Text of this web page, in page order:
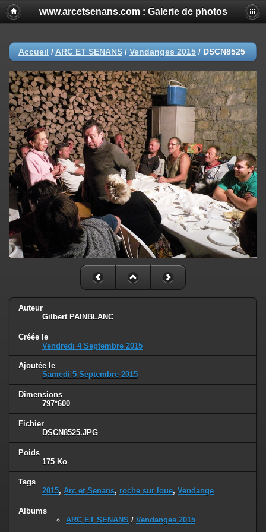
www.arcetsenans.com : Galerie de photos
Accueil / ARC ET SENANS / Vendanges 2015 / DSCN8525
Auteur
Gilbert PAINBLANC
Créée le
Vendredi 4 Septembre 2015
Ajoutée le
Samedi 5 Septembre 2015
Dimensions
797*600
Fichier
DSCN8525.JPG
Poids
175 Ko
Tags
2015, Arc et Senans, roche sur loue, Vendange
Albums
ARC ET SENANS / Vendanges 2015